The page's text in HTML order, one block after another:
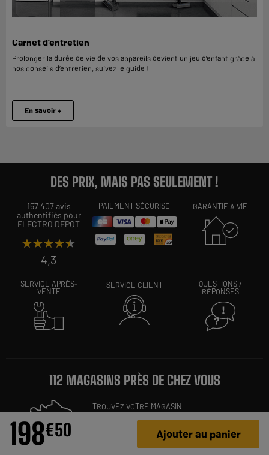
198€50 Ajouter au panier
Carnet d'entretien
Prolonger la durée de vie de vos appareils devient un jeu d’enfant grâce à
nos conseils d’entretien, suivez le guide !
En savoir +
DES PRIX, MAIS PAS SEULEMENT !
157 407 avis
authentifiés pour
ELECTRO DEPOT
★★★★★
★★★★★
4,3
PAIEMENT SÉCURISÉ GARANTIE À VIE
SERVICE APRÈS-
VENTE
SERVICE CLIENT
QUESTIONS /
RÉPONSES
112 MAGASINS PRÈS DE CHEZ VOUS
TROUVEZ VOTRE MAGASIN
Trouvez votre magasin